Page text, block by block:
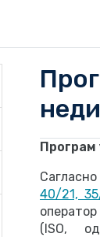
Програм
Сагласно
40/21,
(ISO,